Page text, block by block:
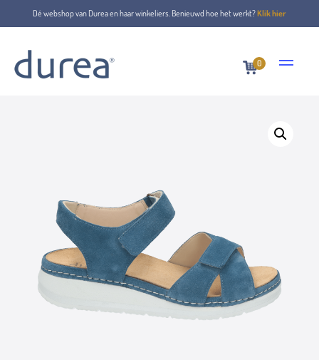
Dé webshop van Durea en haar winkeliers. Benieuwd hoe het werkt?Klik hier
0
Home Sandalen